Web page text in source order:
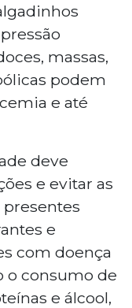
massas,
podem
e até
deve
e evitar as
presentes
e
com doença
o consumo de
e álcool,